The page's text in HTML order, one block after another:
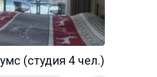
(студия 4 чел.)